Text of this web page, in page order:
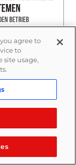
(FlexPod)
als
Zeiten hinter
eine
sie
In unserem
agree to
to
site usage,